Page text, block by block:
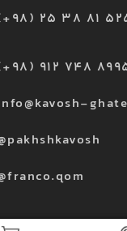
25 38 81
912 748